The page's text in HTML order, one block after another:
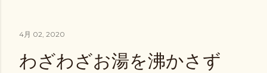
4月 02, 2020
わざわざお湯を沸かさず